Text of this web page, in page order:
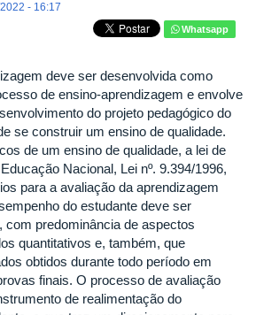
- 16:17
Whatsapp
deve ser desenvolvida como
de ensino-aprendizagem e envolve
do projeto pedagógico do
se construir um ensino de qualidade.
de um ensino de qualidade, a lei de
Nacional, Lei nº. 9.394/1996,
para a avaliação da aprendizagem
do estudante deve ser
com predominância de aspectos
quantitativos e, também, que
obtidos durante todo período em
finais. O processo de avaliação
de realimentação do